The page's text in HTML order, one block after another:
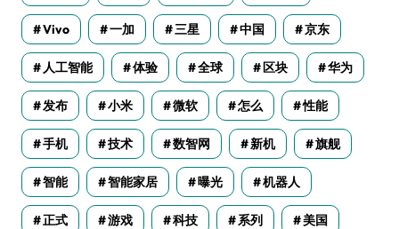
Vivo 一加 三星 中国 京东
人工智能 体验 全球 区块 华为
发布 小米 微软 怎么 性能
手机 技术 数智网 新机 旗舰
智能 智能家居 曝光 机器人
正式 游戏 科技 系列 美国